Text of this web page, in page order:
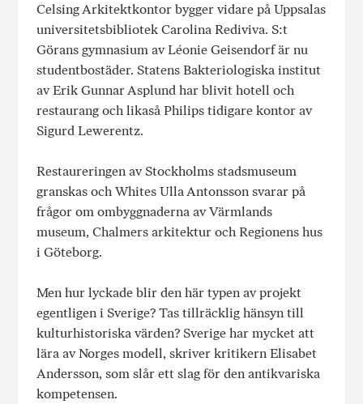
Celsing Arkitektkontor bygger vidare på Uppsalas
universitetsbibliotek Carolina Rediviva. S:t
Görans gymnasium av Léonie Geisendorf är nu
studentbostäder. Statens Bakteriologiska institut
av Erik Gunnar Asplund har blivit hotell och
restaurang och likaså Philips tidigare kontor av
Sigurd Lewerentz.
Restaureringen av Stockholms stadsmuseum
granskas och Whites Ulla Antonsson svarar på
frågor om ombyggnaderna av Värmlands
museum, Chalmers arkitektur och Regionens hus
i Göteborg.
Men hur lyckade blir den här typen av projekt
egentligen i Sverige? Tas tillräcklig hänsyn till
kulturhistoriska värden? Sverige har mycket att
lära av Norges modell, skriver kritikern Elisabet
Andersson, som slår ett slag för den antikvariska
kompetensen.